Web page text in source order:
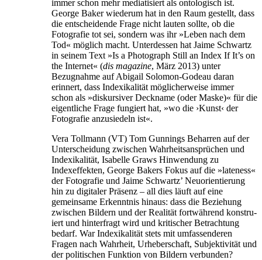
immer schon mehr mediatisiert als ontologisch ist.
George Baker wiederum hat in den Raum gestellt, dass
die entscheidende Frage nicht lauten sollte, ob die
Fotografie tot sei, sondern was ihr »Leben nach dem
Tod« möglich macht. Unter­dessen hat Jaime Schwartz
in seinem Text »Is a Photograph Still an Index If It’s on
the Internet« (dis magazine, März 2013) unter
Bezugnahme auf Abigail Solomon-Godeau daran
erinnert, dass Indexikalität möglicherweise immer
schon als »diskursiver Deckname (oder Maske)« für die
eigentliche Frage fungiert hat, »wo die ›Kunst‹ der
Fotografie anzusiedeln ist«.
Vera Tollmann (VT) Tom Gunnings Beharren auf der
Unterscheidung zwischen Wahrheitsansprüchen und
Indexikalität, Isabelle Graws Hinwendung zu
Indexeffekten, George Bakers Fokus auf die »lateness«
der Fotografie und Jaime Schwartz’ Neuorientierung
hin zu digitaler Präsenz – all dies läuft auf eine
gemeinsame Erkenntnis hinaus: dass die Beziehung
zwischen Bildern und der Realität fortwährend konstru­
iert und hinterfragt wird und kritischer Betrachtung
bedarf. War Indexikalität stets mit umfassenderen
Fragen nach Wahrheit, Urheberschaft, Subjektivität und
der politischen Funktion von Bildern verbunden?